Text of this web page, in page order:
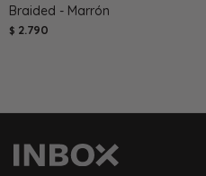
Braided - Marrón
$ 2.790